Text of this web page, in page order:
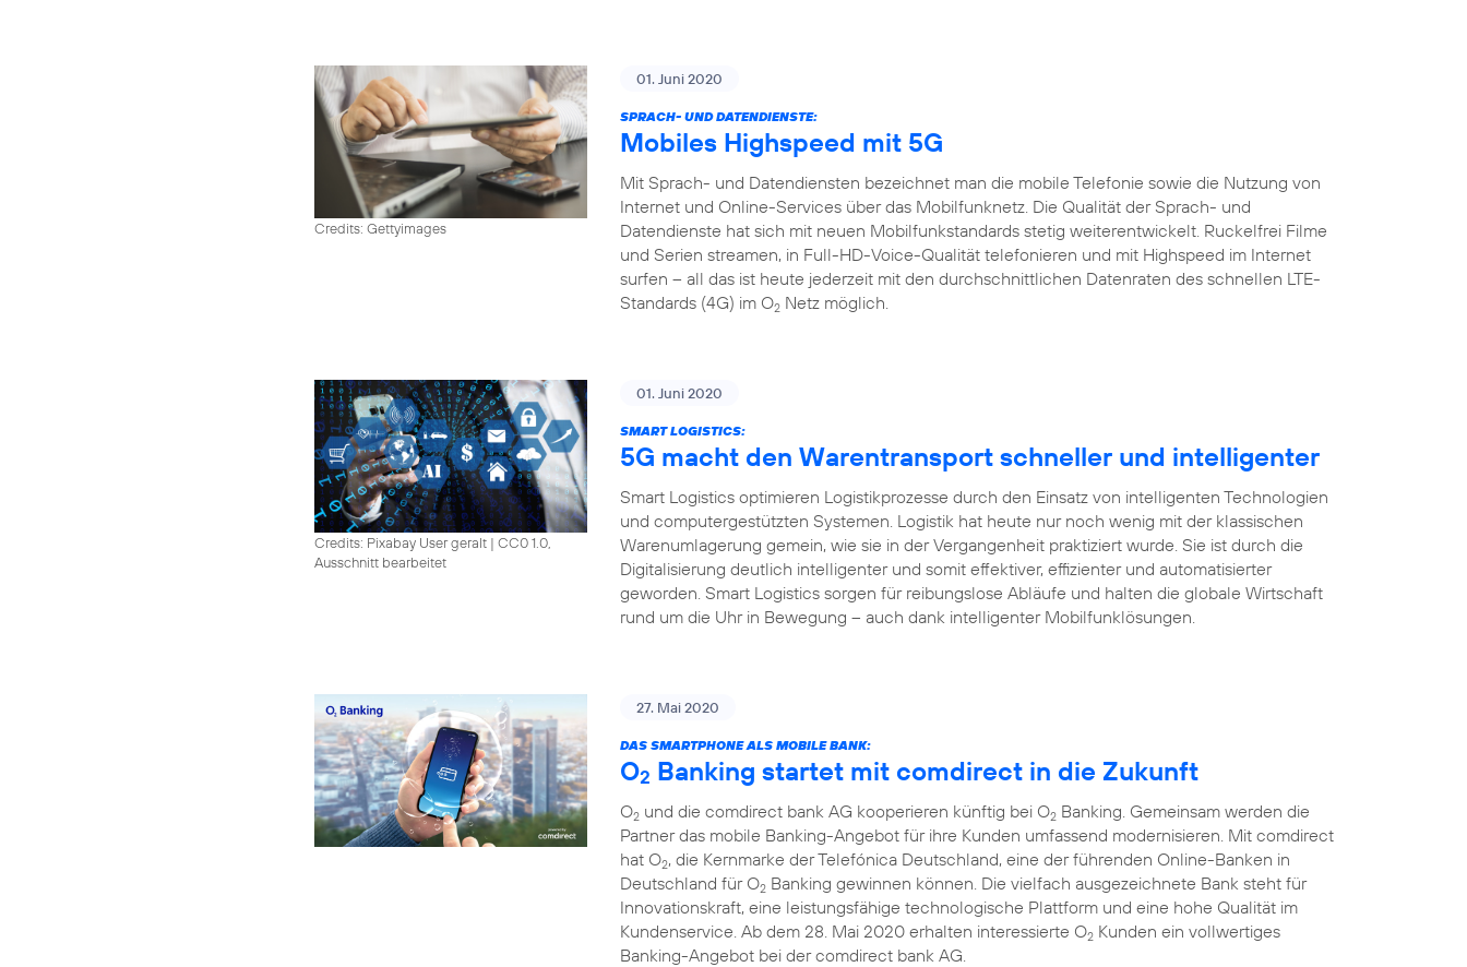
Credits: Gettyimages
01. Juni 2020
SPRACH- UND DATENDIENSTE:
Mobiles Highspeed mit 5G
Mit Sprach- und Datendiensten bezeichnet man die mobile Telefonie sowie die Nutzung von
Internet und Online-Services über das Mobilfunknetz. Die Qualität der Sprach- und
Datendienste hat sich mit neuen Mobilfunkstandards stetig weiterentwickelt. Ruckelfrei Filme
und Serien streamen, in Full-HD-Voice-Qualität telefonieren und mit Highspeed im Internet
surfen – all das ist heute jederzeit mit den durchschnittlichen Datenraten des schnellen LTE-
Standards (4G) im O2 Netz möglich.
Credits: Pixabay User geralt | CC0 1.0,
Ausschnitt bearbeitet
01. Juni 2020
SMART LOGISTICS:
5G macht den Warentransport schneller und intelligenter
Smart Logistics optimieren Logistikprozesse durch den Einsatz von intelligenten Technologien
und computergestützten Systemen. Logistik hat heute nur noch wenig mit der klassischen
Warenumlagerung gemein, wie sie in der Vergangenheit praktiziert wurde. Sie ist durch die
Digitalisierung deutlich intelligenter und somit effektiver, effizienter und automatisierter
geworden. Smart Logistics sorgen für reibungslose Abläufe und halten die globale Wirtschaft
rund um die Uhr in Bewegung – auch dank intelligenter Mobilfunklösungen.
27. Mai 2020
DAS SMARTPHONE ALS MOBILE BANK:
O2 Banking startet mit comdirect in die Zukunft
O2 und die comdirect bank AG kooperieren künftig bei O2 Banking. Gemeinsam werden die
Partner das mobile Banking-Angebot für ihre Kunden umfassend modernisieren. Mit comdirect
hat O2, die Kernmarke der Telefónica Deutschland, eine der führenden Online-Banken in
Deutschland für O2 Banking gewinnen können. Die vielfach ausgezeichnete Bank steht für
Innovationskraft, eine leistungsfähige technologische Plattform und eine hohe Qualität im
Kundenservice. Ab dem 28. Mai 2020 erhalten interessierte O2 Kunden ein vollwertiges
Banking-Angebot bei der comdirect bank AG.